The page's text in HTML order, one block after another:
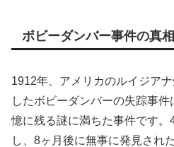
ボビーダンバー事件の真相
1912年、アメリカのルイジア
したボビーダンバーの失踪事
憶に残る謎に満ちた事件です
し、8ヶ月後に無事に発見され